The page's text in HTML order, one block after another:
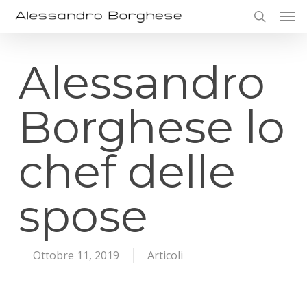
Alessandro
Borghese lo
chef delle
spose
Ottobre 11, 2019 Articoli